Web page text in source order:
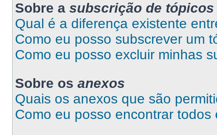
Sobre a subscrição de tópicos
Qual é a diferença existente
Como eu posso subscrever um
Como eu posso excluir minhas
Sobre os anexos
Quais os anexos que são
Como eu posso encontrar todos